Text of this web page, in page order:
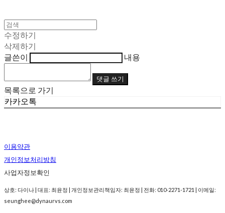
수정하기
삭제하기
글쓴이
내용
댓글 쓰기
목록으로 가기
카카오톡
이용약관
개인정보처리방침
사업자정보확인
상호: 다이나 | 대표: 최윤정 | 개인정보관리책임자: 최윤정 | 전화: 010-2271-1721 | 이메일:
seunghee@dynaurvs.com